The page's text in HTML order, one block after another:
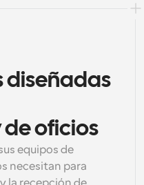
diseñadas
oficios
equipos de
necesitan para